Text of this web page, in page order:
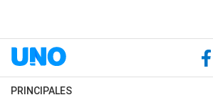
PRINCIPALES